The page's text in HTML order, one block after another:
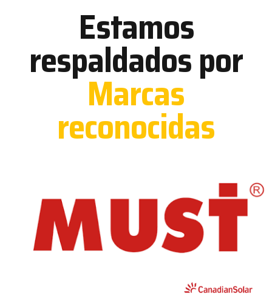
Estamos
respaldados por
Marcas
reconocidas